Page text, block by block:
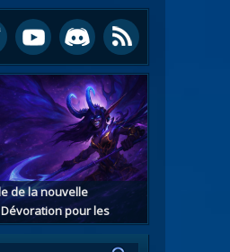
de la nouvelle
pour les